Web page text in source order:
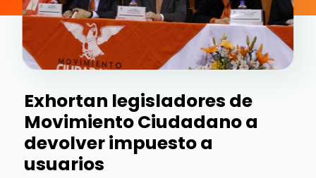
Exhortan legisladores de
Movimiento Ciudadano a
devolver impuesto a
usuarios